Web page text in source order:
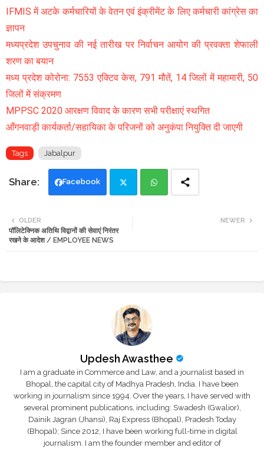
IFMIS में अटके कर्मचारियों के वेतन एवं इंक्रीमेंट के लिए कर्मचारी कांग्रेस का
ज्ञापन
मध्यप्रदेश उपचुनाव की नई तारीख पर निर्वाचन आयोग की प्रवक्ता शेफाली
शरण का बयान
मध्य प्रदेश कोरोना: 7553 एक्टिव केस, 791 मौतें, 14 जिलों में महामारी, 50
जिलों में संक्रमण
MPPSC 2020 आरक्षण विवाद के कारण सभी परीक्षाएं स्थगित
आँगनवाड़ी कार्यकर्ता/सहायिका के परिजनों को अनुकंपा नियुक्ति दी जाएगी
Tags Jabalpur
Facebook
tte
NEWER
OLDER
पॉलिटेक्निक अतिथि विद्वानों की सेवाएं निरंतर
रखने के आदेश / EMPLOYEE NEWS
Updesh Awasthee
I am a graduate in Commerce and Law, and a journalist based in
Bhopal, the capital city of Madhya Pradesh, India. I have been
working in journalism since 1994. Over the years, I have served with
several prominent publications, including: Swadesh (Gwalior),
Dainik Jagran (Jhansi), Raj Express (Bhopal), Pradesh Today
(Bhopal); Since 2012, I have been working full-time in digital
journalism. I am the founder member and editor of